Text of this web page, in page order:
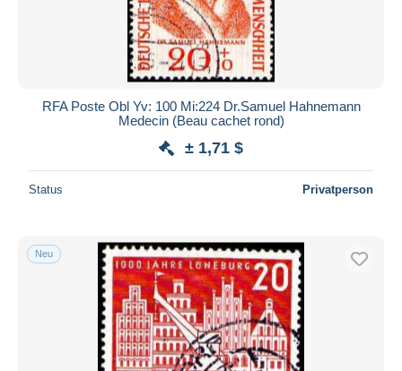
RFA Poste Obl Yv: 100 Mi:224 Dr.Samuel Hahnemann
Medecin (Beau cachet rond)
± 1,71 $
Status Privatperson
Neu